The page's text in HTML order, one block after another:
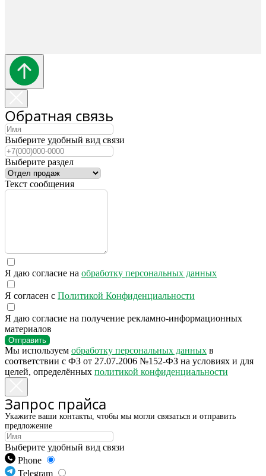
Обратная связь
Выберите удобный вид связи
Выберите раздел
Текст сообщения
Я даю согласие на обработку персональных данных
Я согласен с Политикой Конфиденциальности
Я даю согласие на получение рекламно-информационных
материалов
Отправить
Мы используем обработку персональных данных в
соответствии с ФЗ от 27.07.2006 №152-ФЗ на условиях и для
целей, определённых политикой конфиденциальности
Запрос прайса
Укажите ваши контакты, чтобы мы могли связаться и отправить
предложение
Выберите удобный вид связи
Phone
Telegram